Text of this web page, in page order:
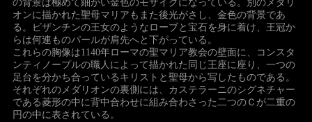
の背景は極めて細かい金色のモザイクになっている。別のメダリ
オンに描かれた聖母マリアもまた後光がさし、金色の背景であ
る。ビザンチンの王女のようなローブと宝石を身に着け、王冠か
らは何連ものパールが肩先へと下がっている。
これらの胸像は1140年ローマの聖マリア教会の壁面に、コンスタ
ンティノープルの職人によって描かれた同じ王座に座り、一つの
足台を分かち合っているキリストと聖母から写したものである。
それぞれのメダリオンの裏側には、カステラーニのシグネチャー
である菱形の中に背中合わせに組み合わさった二つのＣが二重の
円の中に表されている。